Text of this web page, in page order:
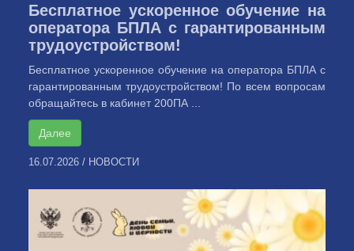
Бесплатное ускоренное обучение на
оператора БПЛА с гарантированным
трудоустройством!
Бесплатное ускоренное обучение на оператора БПЛА с
гарантированным трудоустройством! По всем вопросам
обращайтесь в кабинет 200ПА ...
Далее
16.07.2026 / НОВОСТИ